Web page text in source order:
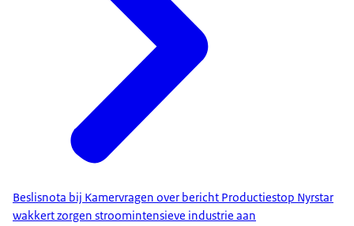
Beslisnota bij Kamervragen over bericht Productiestop Nyrstar
wakkert zorgen stroomintensieve industrie aan